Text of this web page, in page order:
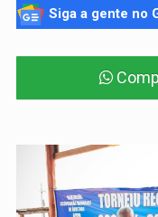
Siga a gente no